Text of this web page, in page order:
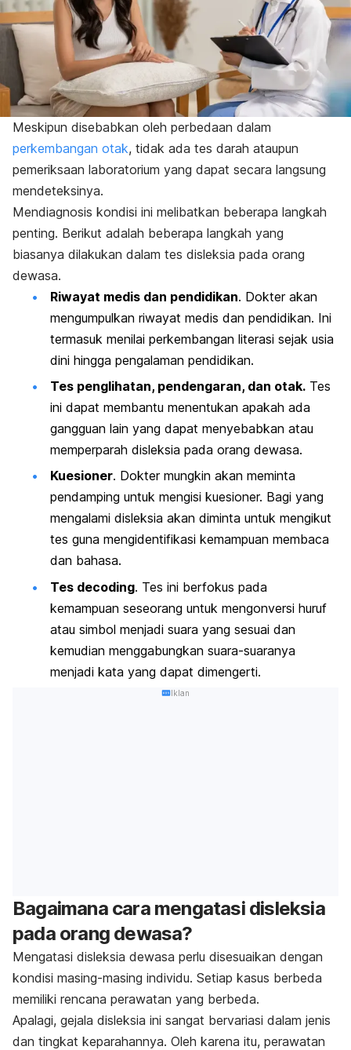
Meskipun disebabkan oleh perbedaan dalam
perkembangan otak, tidak ada tes darah ataupun
pemeriksaan laboratorium yang dapat secara langsung
mendeteksinya.
Mendiagnosis kondisi ini melibatkan beberapa langkah
penting. Berikut adalah beberapa langkah yang
biasanya dilakukan dalam tes disleksia pada orang
dewasa.
Riwayat medis dan pendidikan. Dokter akan
mengumpulkan riwayat medis dan pendidikan. Ini
termasuk menilai perkembangan literasi sejak usia
dini hingga pengalaman pendidikan.
Tes penglihatan, pendengaran, dan otak. Tes
ini dapat membantu menentukan apakah ada
gangguan lain yang dapat menyebabkan atau
memperparah disleksia pada orang dewasa.
Kuesioner. Dokter mungkin akan meminta
pendamping untuk mengisi kuesioner. Bagi yang
mengalami disleksia akan diminta untuk mengikut
tes guna mengidentifikasi kemampuan membaca
dan bahasa.
Tes decoding. Tes ini berfokus pada
kemampuan seseorang untuk mengonversi huruf
atau simbol menjadi suara yang sesuai dan
kemudian menggabungkan suara-suaranya
menjadi kata yang dapat dimengerti.
Iklan
Bagaimana cara mengatasi disleksia
pada orang dewasa?
Mengatasi disleksia dewasa perlu disesuaikan dengan
kondisi masing-masing individu. Setiap kasus berbeda
memiliki rencana perawatan yang berbeda.
Apalagi, gejala disleksia ini sangat bervariasi dalam jenis
dan tingkat keparahannya. Oleh karena itu, perawatan